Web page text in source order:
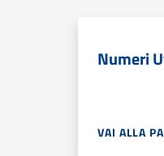
Numeri
VAI ALLA